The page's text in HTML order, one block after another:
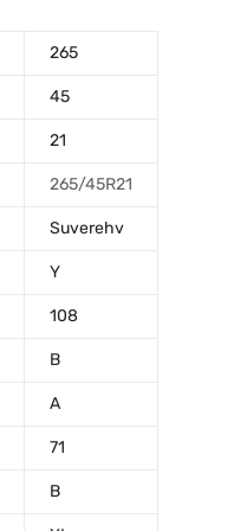
265
45
21
265/45R21
Suverehv
Y
108
B
A
71
B